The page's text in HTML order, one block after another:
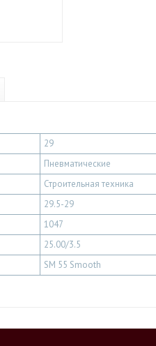
29
Пневматические
Строительная техника
29.5-29
1047
25.00/3.5
SM 55 Smooth